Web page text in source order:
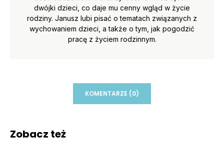
dwójki dzieci, co daje mu cenny wgląd w życie
rodziny. Janusz lubi pisać o tematach związanych z
wychowaniem dzieci, a także o tym, jak pogodzić
pracę z życiem rodzinnym.
KOMENTARZE (0)
Zobacz też